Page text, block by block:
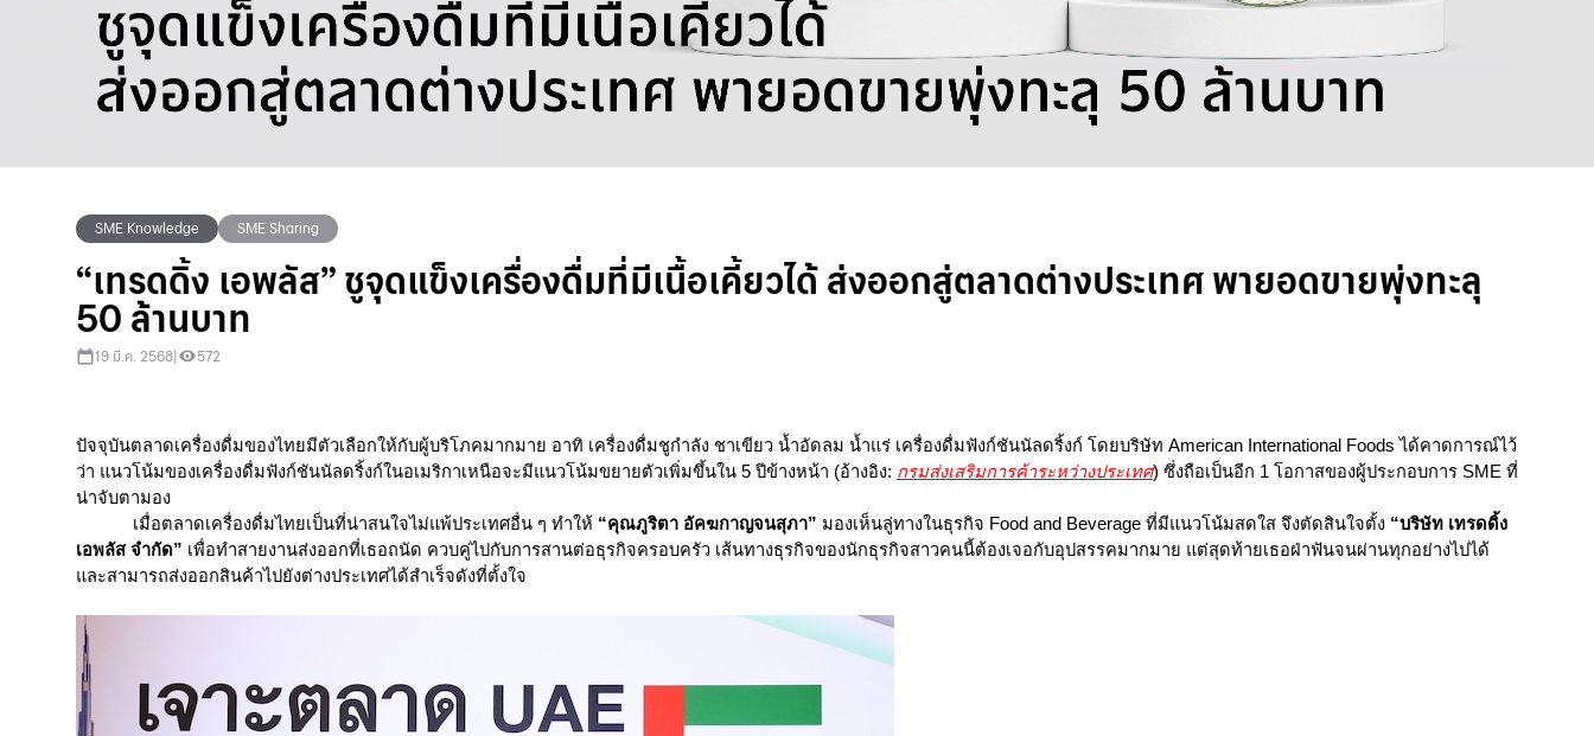
SME Knowledge SME Sharing
“เทรดดิ้ง เอพลัส” ชูจุดแข็งเครื่องดื่มที่มีเนื้อเคี้ยวได้ ส่งออกสู่ตลาดต่างประเทศ พายอดขายพุ่งทะลุ
50 ล้านบาท
19 มี.ค. 2568| 572
ปัจจุบันตลาดเครื่องดื่มของไทยมีตัวเลือกให้กับผู้บริโภคมากมาย อาทิ เครื่องดื่มชูกำลัง ชาเขียว น้ำอัดลม น้ำแร่ เครื่องดื่มฟังก์ชันนัลดริ้งก์ โดยบริษัท American International Foods ได้คาดการณ์ไว้
ว่า แนวโน้มของเครื่องดื่มฟังก์ชันนัลดริ้งก์ในอเมริกาเหนือจะมีแนวโน้มขยายตัวเพิ่มขึ้นใน 5 ปีข้างหน้า (อ้างอิง: กรมส่งเสริมการค้าระหว่างประเทศ) ซึ่งถือเป็นอีก 1 โอกาสของผู้ประกอบการ SME ที่
น่าจับตามอง
เมื่อตลาดเครื่องดื่มไทยเป็นที่น่าสนใจไม่แพ้ประเทศอื่น ๆ ทำให้ “คุณภูริตา อัคฆกาญจนสุภา” มองเห็นลู่ทางในธุรกิจ Food and Beverage ที่มีแนวโน้มสดใส จึงตัดสินใจตั้ง “บริษัท เทรดดิ้ง
เอพลัส จำกัด” เพื่อทำสายงานส่งออกที่เธอถนัด ควบคู่ไปกับการสานต่อธุรกิจครอบครัว เส้นทางธุรกิจของนักธุรกิจสาวคนนี้ต้องเจอกับอุปสรรคมากมาย แต่สุดท้ายเธอฝ่าฟันจนผ่านทุกอย่างไปได้
และสามารถส่งออกสินค้าไปยังต่างประเทศได้สำเร็จดังที่ตั้งใจ